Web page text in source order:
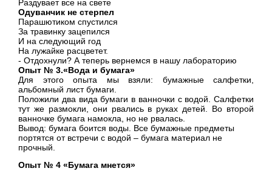
Раздувает все на свете
Одуванчик не стерпел
Парашютиком спустился
За травинку зацепился
И на следующий год
На лужайке расцветет.
- Отдохнули? А теперь вернемся в нашу лабораторию
Опыт № 3.«Вода и бумага»
Для этого опыта мы взяли: бумажные салфетки,
альбомный лист бумаги.
Положили два вида бумаги в ванночки с водой. Салфетки
тут же размокли, они рвались в руках детей. Во второй
ванночке бумага намокла, но не рвалась.
Вывод: бумага боится воды. Все бумажные предметы
портятся от встречи с водой – бумага материал не
прочный.
Опыт № 4 «Бумага мнется»